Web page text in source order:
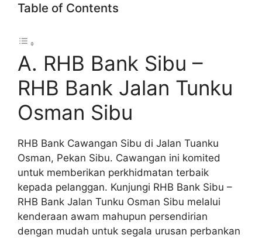
Table of Contents
A. RHB Bank Sibu –
RHB Bank Jalan Tunku
Osman Sibu
RHB Bank Cawangan Sibu di Jalan Tuanku
Osman, Pekan Sibu. Cawangan ini komited
untuk memberikan perkhidmatan terbaik
kepada pelanggan. Kunjungi RHB Bank Sibu –
RHB Bank Jalan Tunku Osman Sibu melalui
kenderaan awam mahupun persendirian
dengan mudah untuk segala urusan perbankan